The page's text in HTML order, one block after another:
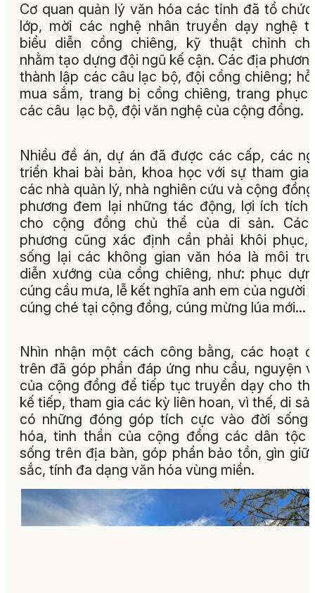
Cơ quan quản lý văn hóa các tỉnh đã tổ
lớp, mời các nghệ nhân truyền dạy nghệ
biểu diễn cồng chiêng, kỹ thuật chỉnh
nhằm tạo dựng đội ngũ kế cận. Các địa
thành lập các câu lạc bộ, đội cồng chiêng;
mua sắm, trang bị cồng chiêng, trang phục
các câu lạc bộ, đội văn nghệ của cộng đồng.
Nhiều đề án, dự án đã được các cấp, các
triển khai bài bản, khoa học với sự tham gia
các nhà quản lý, nhà nghiên cứu và cộng
phương đem lại những tác động, lợi ích tích
cho cộng đồng chủ thể của di sản. Các
phương cũng xác định cần phải khôi phục,
sống lại các không gian văn hóa là môi
diễn xướng của cồng chiêng, như: phục
cúng cầu mưa, lễ kết nghĩa anh em của người
cúng ché tại cộng đồng, cúng mừng lúa mới…
Nhìn nhận một cách công bằng, các hoạt
trên đã góp phần đáp ứng nhu cầu, nguyện
của cộng đồng để tiếp tục truyền dạy cho
kế tiếp, tham gia các kỳ liên hoan, vì thế, di
có những đóng góp tích cực vào đời sống
hóa, tinh thần của cộng đồng các dân tộc
sống trên địa bàn, góp phần bảo tồn, gìn giữ
sắc, tính đa dạng văn hóa vùng miền.